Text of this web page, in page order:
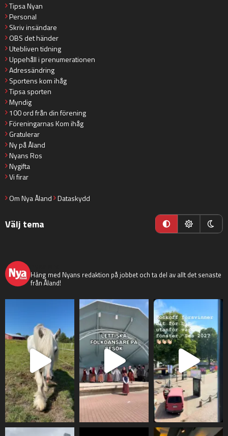
Tipsa Nyan
Personal
Skriv insändare
OBS det händer
Utebliven tidning
Uppehåll i prenumerationen
Adressändring
Sportens kom ihåg
Tipsa sporten
Myndig
100 ord från din förening
Föreningarnas Kom ihåg
Gratulerar
Ny på Åland
Nyans Ros
Nygifta
Vi firar
Om Nya Åland Dataskydd
Välj tema
Häng med Nyans redaktion på jobbet och ta del av allt det senaste
från Åland!